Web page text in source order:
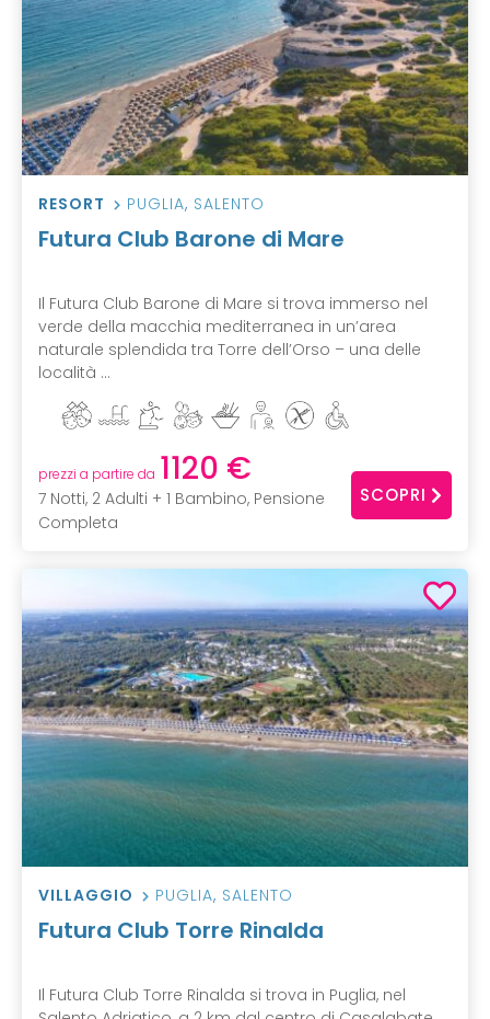
RESORT PUGLIA, SALENTO
Futura Club Barone di Mare
Il Futura Club Barone di Mare si trova immerso nel
verde della macchia mediterranea in un’area
naturale splendida tra Torre dell’Orso – una delle
località ...
prezzi a partire da 1120 €
7 Notti, 2 Adulti + 1 Bambino, Pensione
Completa
SCOPRI
VILLAGGIO PUGLIA, SALENTO
Futura Club Torre Rinalda
Il Futura Club Torre Rinalda si trova in Puglia, nel